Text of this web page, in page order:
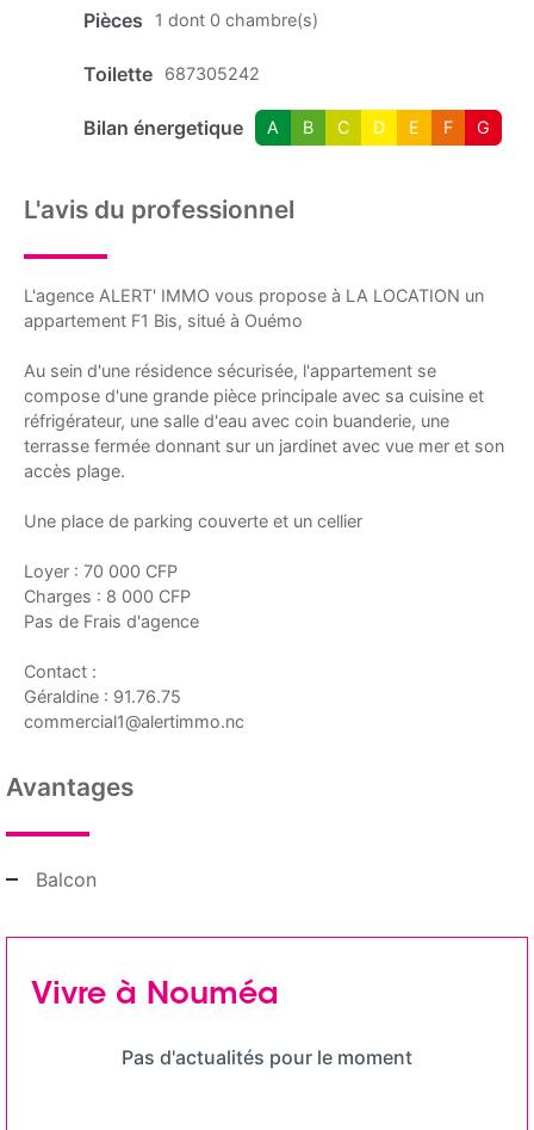
Pièces 1 dont 0 chambre(s)
Toilette 687305242
Bilan énergetique A B C D E F G
L'avis du professionnel
L'agence ALERT' IMMO vous propose à LA LOCATION un
appartement F1 Bis, situé à Ouémo
Au sein d'une résidence sécurisée, l'appartement se
compose d'une grande pièce principale avec sa cuisine et
réfrigérateur, une salle d'eau avec coin buanderie, une
terrasse fermée donnant sur un jardinet avec vue mer et son
accès plage.
Une place de parking couverte et un cellier
Loyer : 70 000 CFP
Charges : 8 000 CFP
Pas de Frais d'agence
Contact :
Géraldine : 91.76.75
commercial1@alertimmo.nc
Avantages
Balcon
Vivre à Nouméa
Pas d'actualités pour le moment